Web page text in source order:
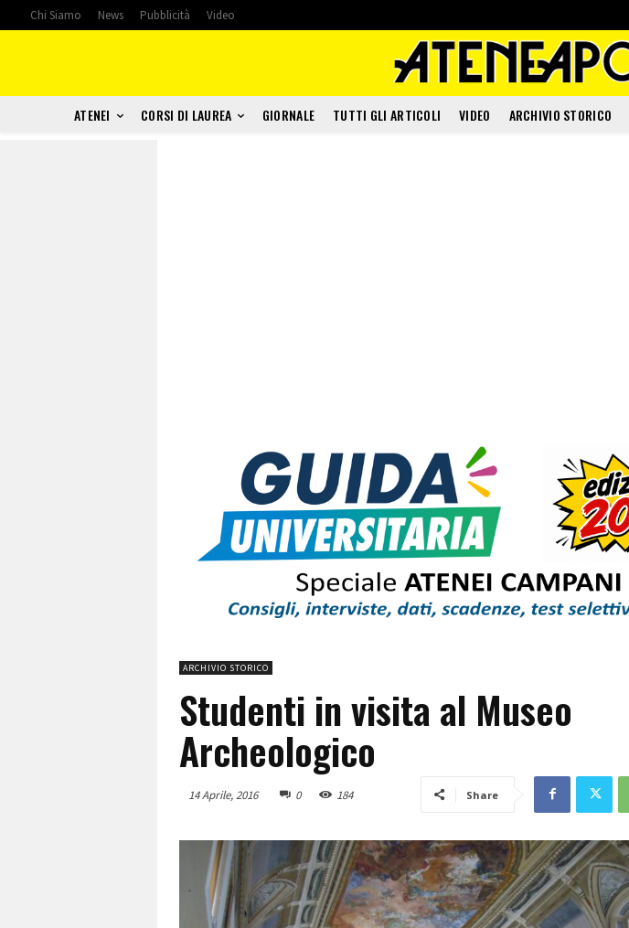
Chi Siamo News Pubblicità Video
ATENEI CORSI DI LAUREA GIORNALE TUTTI GLI ARTICOLI VIDEO ARCHIVIO STORICO
ARCHIVIO STORICO
Studenti in visita al Museo
Archeologico
14 Aprile, 2016 0 184 Share